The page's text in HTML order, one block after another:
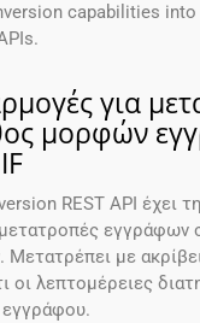
capabilities into
για
μορφών
REST API έχει
εγγράφων
με
οι λεπτομέρειες